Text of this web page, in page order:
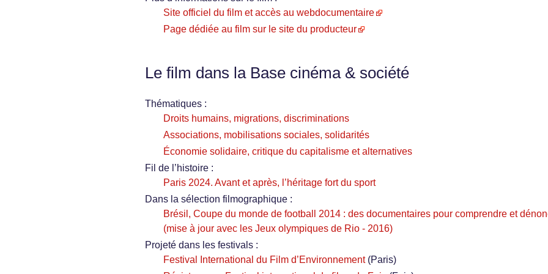
Site officiel du film et accès au webdocumentaire
Page dédiée au film sur le site du producteur
Le film dans la Base cinéma & société
Thématiques :
Droits humains, migrations, discriminations
Associations, mobilisations sociales, solidarités
Économie solidaire, critique du capitalisme et alternatives
Fil de l’histoire :
Paris 2024. Avant et après, l’héritage fort du sport
Dans la sélection filmographique :
Brésil, Coupe du monde de football 2014 : des documentaires pour comprendre et
(mise à jour avec les Jeux olympiques de Rio - 2016)
Projeté dans les festivals :
Festival International du Film d’Environnement (Paris)